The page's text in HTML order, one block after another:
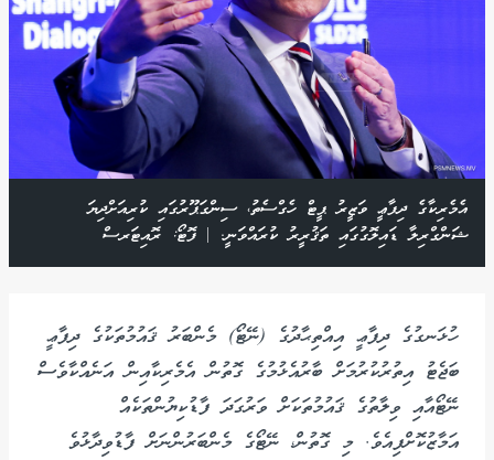
އެމެރިކާގެ ދިފާޢީ ވަޒީރު ޕީޓް ހެގްސެތު، ސިންގަޕޫރުގައި ކުރިއަށްދިޔަ
ޝަންގްރިލާ ޑައިލޮގުގައި ތަޤުރީރު ކުރައްވަނީ. | ފޮޓޯ: ރޮއިޓަރސް
ހުޅަނގުގެ ދިފާޢީ އިއްތިޙާދުގެ (ނޭޓޯ) މެންބަރު ޤައުމުތަކުގެ ދިފާޢީ
ބަޖެޓު އިތުރުކުރުމަށް ބާރުއެޅުމުގެ ގޮތުން އެމެރިކާއިން އަނެއްކާވެސް
ނޭޓޯއާއި ވިލާތުގެ ޤައުމުތަކަށް ވަރުގަދަ ފާޑުކިޔުންތަކެއް
އަމާޒުކޮށްފިއެވެ. މި ގޮތުން، ނޭޓޯގެ މެންބަރުންނަށް ފާޑުވިދާޅުވެ